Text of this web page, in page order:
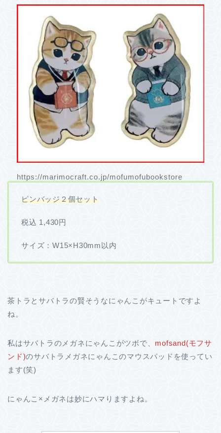
https://marimocraft.co.jp/mofumofubookstore
ピンバッジ２個セット
税込 1,430円
サイズ：W15×H30mm以内
茶トラとサバトラの賢そうなにゃんこがキュートですよ
ね。
私はサバトラのメガネにゃんこがツボで、 mofsand(モフサ
ンド)のサバトラメガネにゃんこのマウスパッドを使ってい
ます(笑)
にゃんこ×メガネは妙にハマりますよね。